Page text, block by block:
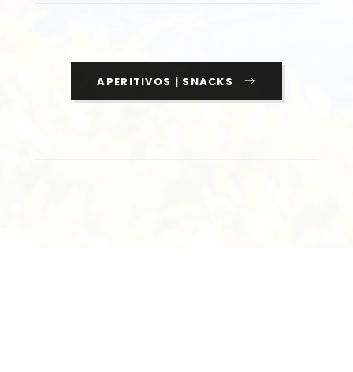
APERITIVOS | SNACKS